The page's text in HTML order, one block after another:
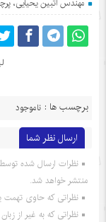
مهندس آتبین یحیایی،
برچسب ها : ناموجود
ارسال نظر شما
نظرات ارسال شده
منتشر خواهد شد.
نظراتی که حاوی تهمت
نظراتی که به غیر از